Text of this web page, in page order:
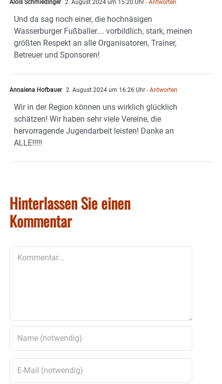
Alois Schmiedinger 2. August 2024 um 15:20 Uhr - Antworten
Und da sag noch einer, die hochnäsigen
Wasserburger Fußballer…. vorbildlich, stark, meinen
größten Respekt an alle Organisatoren, Trainer,
Betreuer und Sponsoren!
Annalena Hofbauer 2. August 2024 um 16:26 Uhr - Antworten
Wir in der Region können uns wirklich glücklich
schätzen! Wir haben sehr viele Vereine, die
hervorragende Jugendarbeit leisten! Danke an
ALLE!!!!!
Hinterlassen Sie einen
Kommentar